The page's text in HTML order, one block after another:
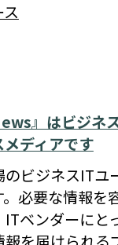
』はビジネ
ディアです
のビジネスITユ
必要な情報を
ベンダーにと